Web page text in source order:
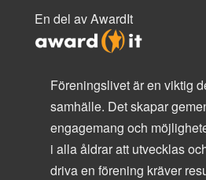
En del av AwardIt
Föreningslivet är en viktig
samhälle. Det skapar
engagemang och
i alla åldrar att utvecklas
driva en förening kräver